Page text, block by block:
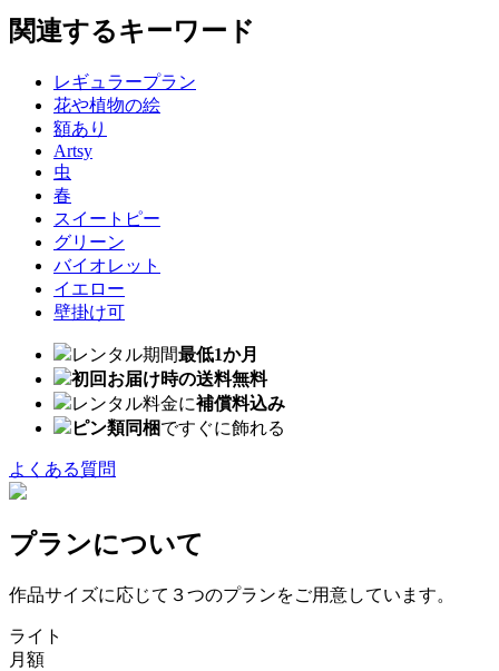
関連するキーワード
レギュラープラン
花や植物の絵
額あり
Artsy
虫
春
スイートピー
グリーン
バイオレット
イエロー
壁掛け可
レンタル期間最低1か月
初回お届け時の送料無料
レンタル料金に補償料込み
ピン類同梱ですぐに飾れる
よくある質問
プランについて
作品サイズに応じて３つのプランをご用意しています。
ライト
月額